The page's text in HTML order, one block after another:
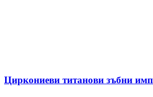
Циркониеви титанови зъбни